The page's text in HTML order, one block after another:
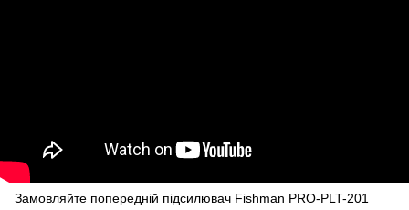
Замовляйте попередній підсилювач Fishman PRO-PLT-201